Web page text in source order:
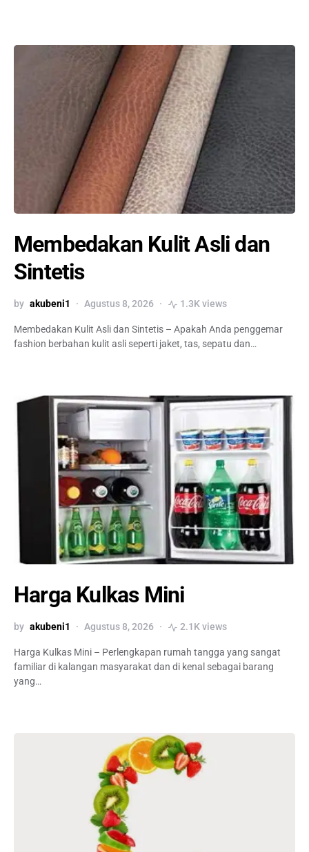
Membedakan Kulit Asli dan
Sintetis
by akubeni1 Agustus 8, 2026 1.3K views
Membedakan Kulit Asli dan Sintetis – Apakah Anda penggemar
fashion berbahan kulit asli seperti jaket, tas, sepatu dan…
Harga Kulkas Mini
by akubeni1 Agustus 8, 2026 2.1K views
Harga Kulkas Mini – Perlengkapan rumah tangga yang sangat
familiar di kalangan masyarakat dan di kenal sebagai barang
yang…